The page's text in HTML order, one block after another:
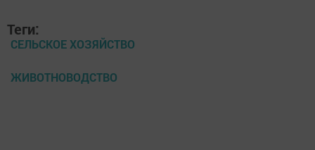
Теги:
СЕЛЬСКОЕ ХОЗЯЙСТВО
ЖИВОТНОВОДСТВО